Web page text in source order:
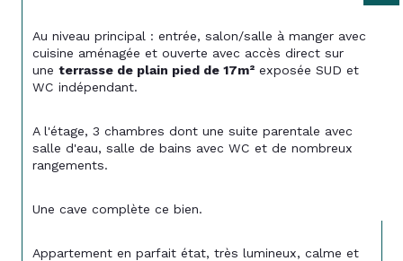
Au niveau principal : entrée, salon/salle à manger avec
cuisine aménagée et ouverte avec accès direct sur
une terrasse de plain pied de 17m² exposée SUD et
WC indépendant.
A l'étage, 3 chambres dont une suite parentale avec
salle d'eau, salle de bains avec WC et de nombreux
rangements.
Une cave complète ce bien.
Appartement en parfait état, très lumineux, calme et